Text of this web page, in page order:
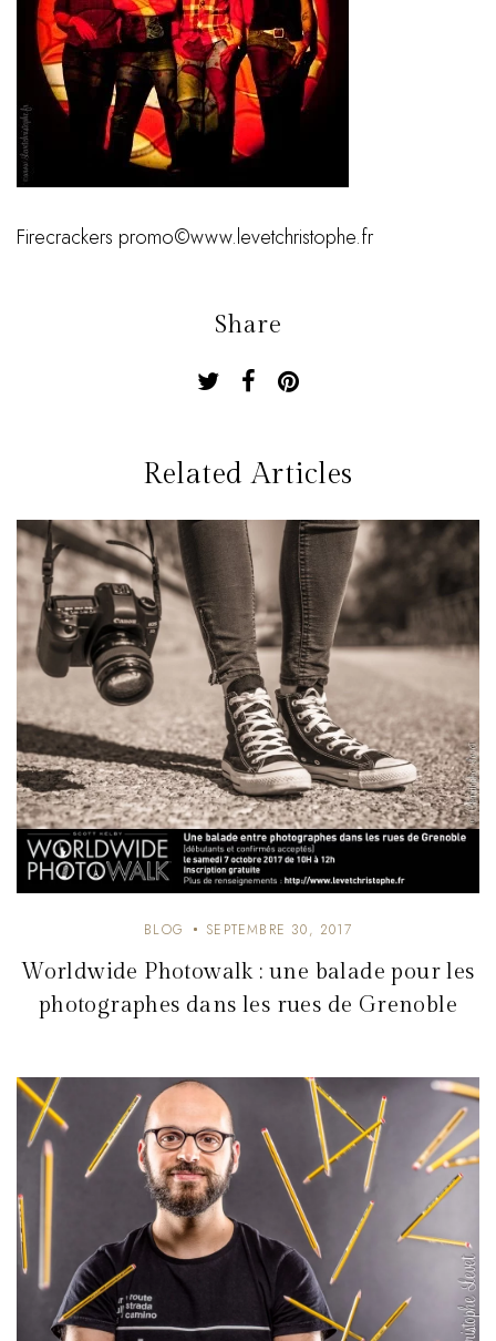
Firecrackers promo©www.levetchristophe.fr
Share
Related Articles
BLOG SEPTEMBRE 30, 2017
Worldwide Photowalk : une balade pour les
photographes dans les rues de Grenoble